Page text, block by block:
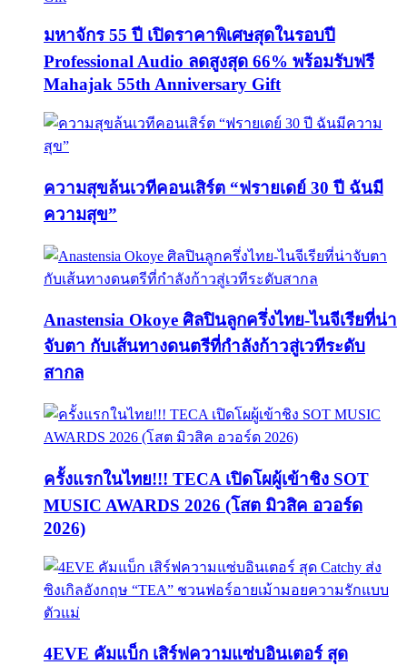
มหาจักร 55 ปี เปิดราคาพิเศษสุดในรอบปี
Professional Audio ลดสูงสุด 66% พร้อมรับฟรี
Mahajak 55th Anniversary Gift
ความสุขล้นเวทีคอนเสิร์ต “ฟรายเดย์ 30 ปี ฉันมี
ความสุข”
Anastensia Okoye ศิลปินลูกครึ่งไทย-ไนจีเรียที่น่า
จับตา กับเส้นทางดนตรีที่กำลังก้าวสู่เวทีระดับ
สากล
ครั้งแรกในไทย!!! TECA เปิดโผผู้เข้าชิง SOT
MUSIC AWARDS 2026 (โสต มิวสิค อวอร์ด
2026)
4EVE คัมแบ็ก เสิร์ฟความแซ่บอินเตอร์ สุด